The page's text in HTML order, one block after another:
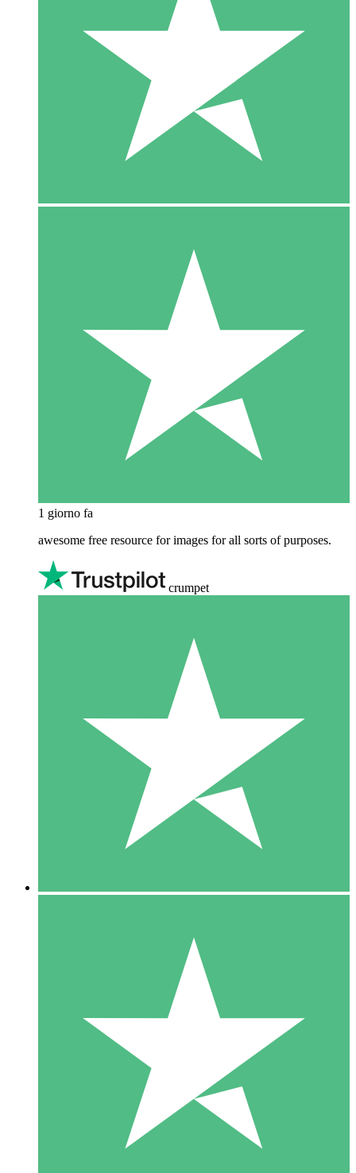
1 giorno fa
awesome free resource for images for all sorts of purposes.
crumpet